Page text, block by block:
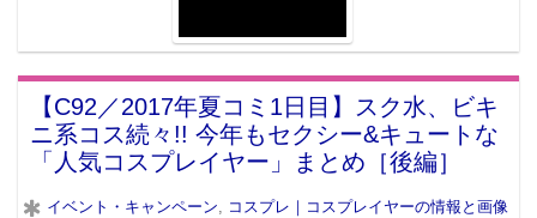
【C92／2017年夏コミ1日目】スク水、ビキ
ニ系コス続々!! 今年もセクシー&キュートな
「人気コスプレイヤー」まとめ［後編］
イベント・キャンペーン, コスプレ｜コスプレイヤーの情報と画像